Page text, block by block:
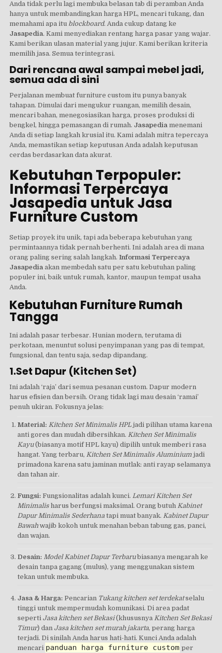
Anda tidak perlu lagi membuka belasan tab di peramban Anda
hanya untuk membandingkan harga HPL, mencari tukang, dan
memahami apa itu blockboard. Anda cukup datang ke
Jasapedia. Kami menyediakan rentang harga pasar yang wajar.
Kami berikan ulasan material yang jujur. Kami berikan kriteria
memilih jasa. Semua terintegrasi.
Dari rencana awal sampai mebel jadi,
semua ada di sini
Perjalanan membuat furniture custom itu punya banyak
tahapan. Dimulai dari mengukur ruangan, memilih desain,
mencari bahan, menegosiasikan harga, proses produksi di
bengkel, hingga pemasangan di rumah. Jasapedia menemani
Anda di setiap langkah krusial itu. Kami adalah mitra tepercaya
Anda, memastikan setiap keputusan Anda adalah keputusan
cerdas berdasarkan data akurat.
Kebutuhan Terpopuler:
Informasi Terpercaya
Jasapedia untuk Jasa
Furniture Custom
Setiap proyek itu unik, tapi ada beberapa kebutuhan yang
permintaannya tidak pernah berhenti. Ini adalah area di mana
orang paling sering salah langkah.Informasi Terpercaya
Jasapedia akan membedah satu per satu kebutuhan paling
populer ini, baik untuk rumah, kantor, maupun tempat usaha
Anda.
Kebutuhan Furniture Rumah
Tangga
Ini adalah pasar terbesar. Hunian modern, terutama di
perkotaan, menuntut solusi penyimpanan yang pas di tempat,
fungsional, dan tentu saja, sedap dipandang.
1.Set Dapur (Kitchen Set)
Ini adalah ‘raja’ dari semua pesanan custom. Dapur modern
harus efisien dan bersih. Orang tidak lagi mau desain ‘ramai’
penuh ukiran. Fokusnya jelas:
Material: Kitchen Set Minimalis HPLjadi pilihan utama karena
anti gores dan mudah dibersihkan. Kitchen Set Minimalis
Kayu(biasanya motif HPL kayu) dipilih untuk memberi rasa
hangat. Yang terbaru, Kitchen Set Minimalis Aluminiumjadi
primadona karena satu jaminan mutlak: anti rayap selamanya
dan tahan air.
Fungsi: Fungsionalitas adalah kunci. Lemari Kitchen Set
Minimalisharus berfungsi maksimal. Orang butuh Kabinet
Dapur Minimalis Sederhanatapi muat banyak. Kabinet Dapur
Bawahwajib kokoh untuk menahan beban tabung gas, panci,
dan wajan.
Desain: Model Kabinet Dapur Terbarubiasanya mengarah ke
desain tanpa gagang (mulus), yang menggunakan sistem
tekan untuk membuka.
Jasa & Harga: Pencarian Tukang kitchen set terdekatselalu
tinggi untuk mempermudah komunikasi. Di area padat
seperti Jasa kitchen set Bekasi(khususnya Kitchen Set Bekasi
Timur) dan Jasa kitchen set murah jakarta, perang harga
terjadi. Di sinilah Anda harus hati-hati. Kunci Anda adalah
mencari panduan harga furniture custom per